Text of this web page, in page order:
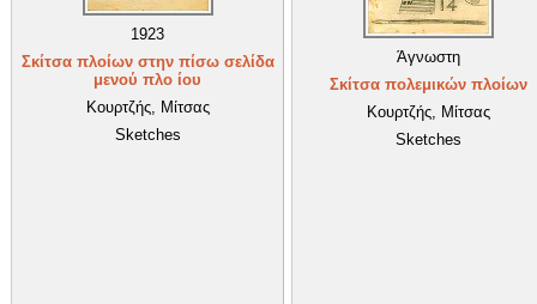
1923
Σκίτσα πλοίων στην πίσω σελίδα
μενού πλο ίου
Κουρτζής, Μίτσας
Sketches
Άγνωστη
Σκίτσα πολεμικών πλοίων
Κουρτζής, Μίτσας
Sketches